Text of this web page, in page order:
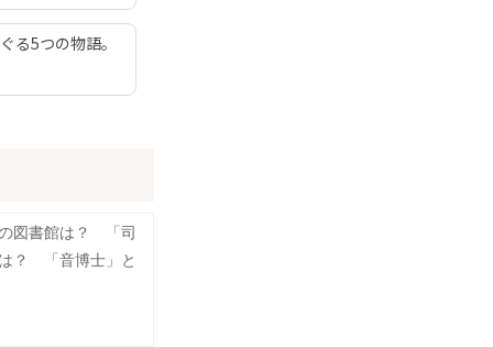
る5つの物語。
の図書館は？ 「司
？ 「音博士」と